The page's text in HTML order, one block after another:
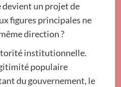
un projet de
figures principales ne
direction ?
institutionnelle.
populaire
du gouvernement, le